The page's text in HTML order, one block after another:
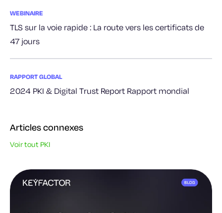
WEBINAIRE
TLS sur la voie rapide : La route vers les certificats de
47 jours
RAPPORT GLOBAL
2024 PKI & Digital Trust Report Rapport mondial
Articles connexes
Voir tout PKI